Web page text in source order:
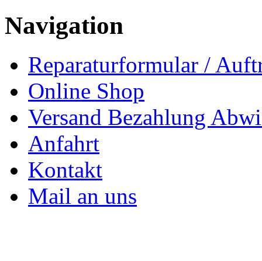
Navigation
Reparaturformular /
Online Shop
Versand Bezahlung
Anfahrt
Kontakt
Mail an uns